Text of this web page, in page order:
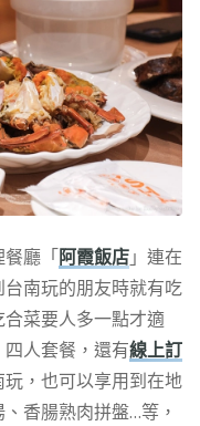
餐廳「阿霞飯店」連在
南玩的朋友時就有吃
菜要人多一點才適
人套餐，還有線上訂
，也可以享用到在地
香腸熟肉拼盤…等，